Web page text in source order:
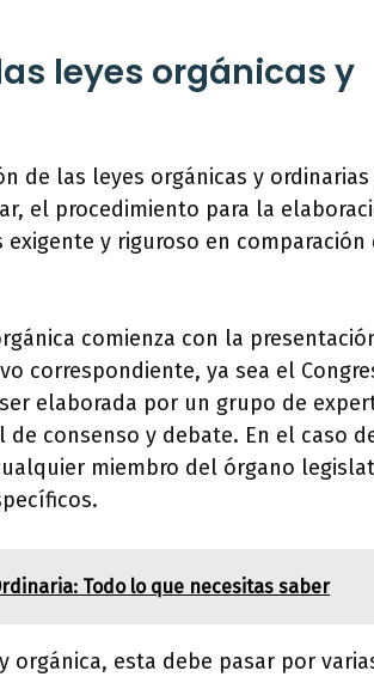
leyes orgánicas y
de las leyes orgánicas y
el procedimiento para la
y riguroso en
comienza con la
correspondiente, ya sea el
elaborada por un grupo de
consenso y debate. En el caso
miembro del órgano
Todo lo que necesitas saber
orgánica, esta debe pasar por